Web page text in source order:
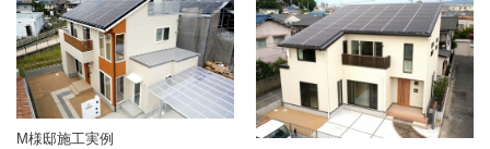
M様邸施工実例